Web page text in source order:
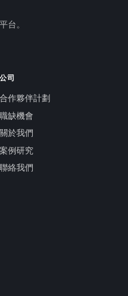
台。
公司
合作夥伴計劃
職缺機會
關於我們
案例研究
聯絡我們